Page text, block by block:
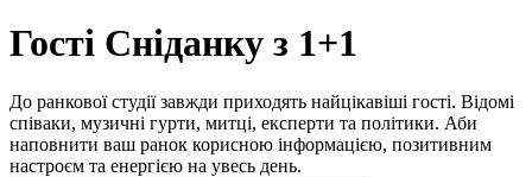
Гості Сніданку з 1+1
До ранкової студії завжди приходять найцікавіші гості. Відомі
співаки, музичні гурти, митці, експерти та політики. Аби
наповнити ваш ранок корисною інформацією, позитивним
настроєм та енергією на увесь день.